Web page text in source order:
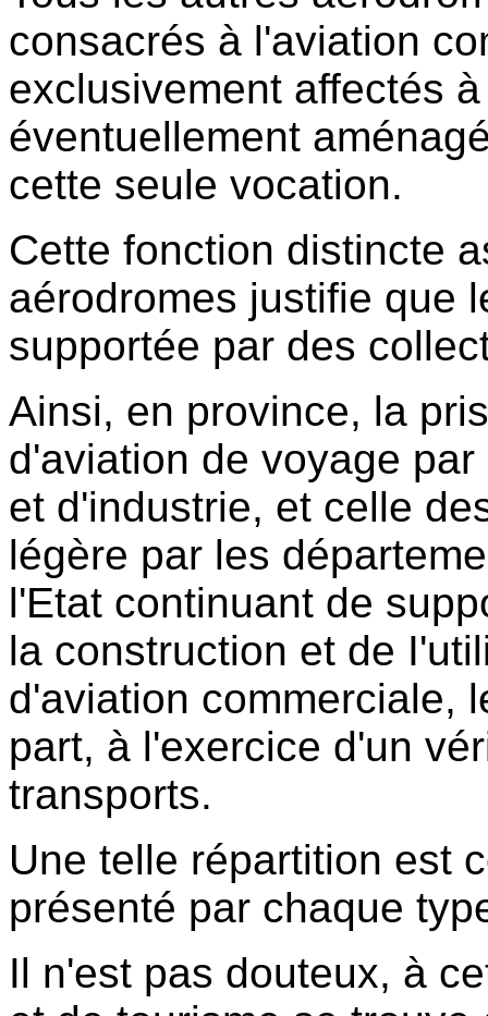
consacrés à l'aviation
exclusivement affectés
éventuellement
cette seule vocation.
Cette fonction distincte
aérodromes justifie que
supportée par des
Ainsi, en province, la
d'aviation de voyage
et d'industrie, et celle
légère par les
l'Etat continuant de
la construction et de
d'aviation commerciale,
part, à l'exercice d'un
transports.
Une telle répartition est
présenté par chaque
Il n'est pas douteux, à